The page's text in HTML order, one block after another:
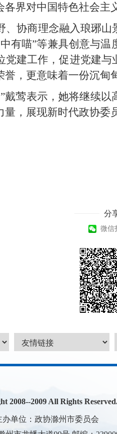
界对中国特色社会主
、协商理念融入琅琊
有喵”等兼具创意与
党建工作，促进党建
，更意味着一份沉甸
戴莺表示，她将继续
，展现新时代政协委
分
微信
2008--2009 All Rights
办单位：政协滁州市委员会